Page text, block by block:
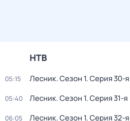
НТВ
05:15 Лесник. Сезон 1. Серия 30-я
05:40 Лесник. Сезон 1. Серия 31-я
06:05 Лесник. Сезон 1. Серия 32-я